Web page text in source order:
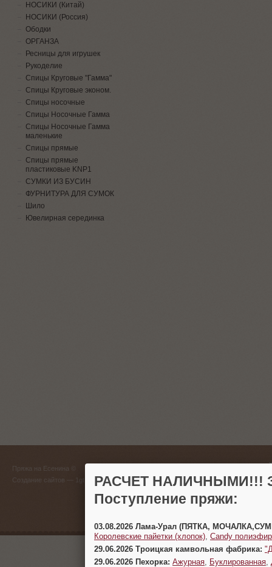
НОСИКИ (Китай)
НОСИКИ (Россия)
Ободки
ОРГАНЗА
Ресницы для игрушек
Рукоделие
Спицы Круговые "Гамма"
Спицы Круговые эконом.
Спицы носочные
Спицы Носочные Гамма
Спицы Носочные Гамма
маленькие
Спицы прямые
Спицы прямые
пластиковые KNP1
СУМКИ ИЗ БУСИН
ФУРНИТУРА ДЛЯ СУМОК
Шило
Ювелирная серединка
Пряжа на Есенина ©
Создание сайтов
(383)
г.
РАСЧЕТ НАЛИЧНЫМИ!!!
Поступление пряжи:
03.08.2026 Лама-Урал (ПЯТКА,
Королевские пайетки (хлопок) Candy
29.06.2026 Троицкая камвольная фабрика:
29.06.2026 Пехорка: Ажурная Буклированная